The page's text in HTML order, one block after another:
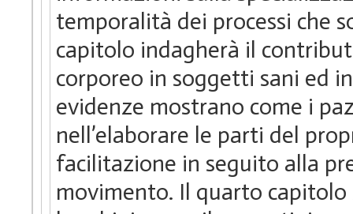
temporalità dei processi che
capitolo indagherà il
corporeo in soggetti sani ed
evidenze mostrano come i
nell’elaborare le parti del
facilitazione in seguito alla
movimento. Il quarto capitolo